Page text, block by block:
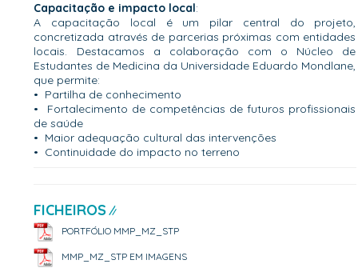
Capacitação e impacto local:
A capacitação local é um pilar central do projeto,
concretizada através de parcerias próximas com entidades
locais. Destacamos a colaboração com o Núcleo de
Estudantes de Medicina da Universidade Eduardo Mondlane,
que permite:
•⁠ ⁠Partilha de conhecimento
•⁠ ⁠Fortalecimento de competências de futuros profissionais
de saúde
•⁠ ⁠Maior adequação cultural das intervenções
•⁠ ⁠Continuidade do impacto no terreno
FICHEIROS
PORTFÓLIO MMP_MZ_STP
MMP_MZ_STP EM IMAGENS